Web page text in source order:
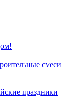
смеси
праздники